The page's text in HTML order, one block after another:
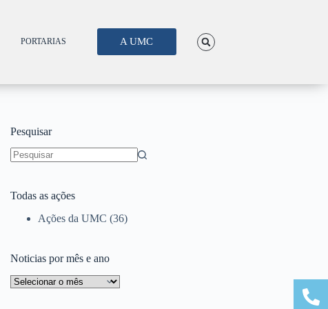
PORTARIAS A UMC
Pesquisar
Todas as ações
Ações da UMC (36)
Noticias por mês e ano